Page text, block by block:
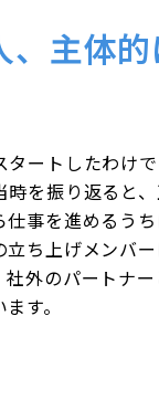
主体
ートしたわけ
を振り返ると
事を進めるう
ち上げメンバ
外のパートナ
す。